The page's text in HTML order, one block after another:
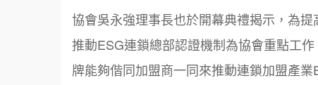
協會吳永強理事長也於開幕典禮揭示，為
推動ESG連鎖總部認證機制為協會重點工
牌能夠偕同加盟商一同來推動連鎖加盟產業